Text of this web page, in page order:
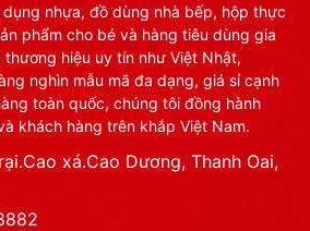
nhựa, đồ dùng nhà bếp, hộp thực
phẩm cho bé và hàng tiêu dùng gia
hiệu uy tín như Việt Nhật,
nghìn mẫu mã đa dạng, giá sỉ cạnh
toàn quốc, chúng tôi đồng hành
khách hàng trên khắp Việt Nam.
xá.Cao Dương, Thanh Oai,